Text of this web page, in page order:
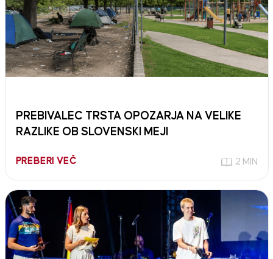
PREBIVALEC TRSTA OPOZARJA NA VELIKE
RAZLIKE OB SLOVENSKI MEJI
PREBERI VEČ 2 MIN